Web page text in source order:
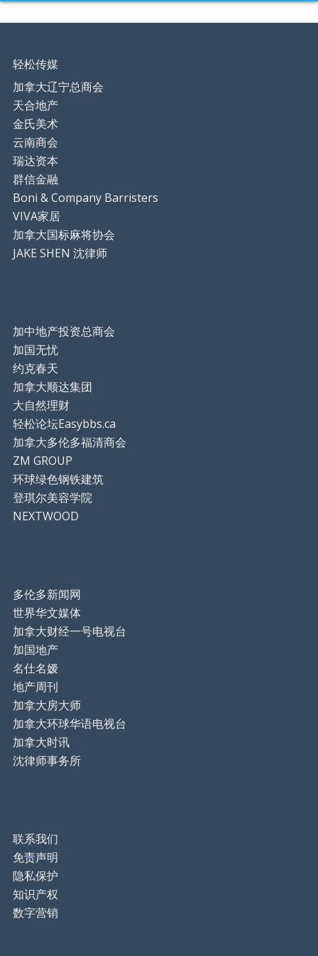
轻松传媒
加拿大辽宁总商会
天合地产
金氏美术
云南商会
瑞达资本
群信金融
Boni & Company Barristers
VIVA家居
加拿大国标麻将协会
JAKE SHEN 沈律师
加中地产投资总商会
加国无忧
约克春天
加拿大顺达集团
大自然理财
轻松论坛Easybbs.ca
加拿大多伦多福清商会
ZM GROUP
环球绿色钢铁建筑
登琪尔美容学院
NEXTWOOD
多伦多新闻网
世界华文媒体
加拿大财经一号电视台
加国地产
名仕名嫒
地产周刊
加拿大房大师
加拿大环球华语电视台
加拿大时讯
沈律师事务所
联系我们
免责声明
隐私保护
知识产权
数字营销